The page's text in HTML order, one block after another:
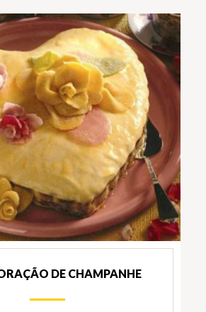
DE CHAMPANHE